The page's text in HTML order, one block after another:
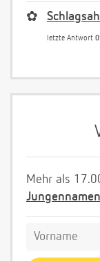
✿
letzte Antwort
Mehr als
Jungennamen